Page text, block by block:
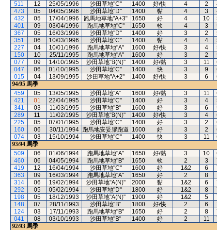
511
12 25/05/1996 沙田草地"C" 1400 好/快 4 2
473
05 04/05/1996 沙田草地"D" 1400 黏 4 3
432
05 17/04/1996 跑馬地草地"A+3" 1650 好 4 10
401
09 03/04/1996 跑馬地草地"C" 1650 軟 4 3
367
05 16/03/1996 沙田草地"D" 1400 好 3 2
351
06 10/03/1996 沙田草地"C" 1400 黏 4 4
227
04 10/01/1996 跑馬地草地"A" 1600 好/快 3 4
150
10 25/11/1995 跑馬地草地"A" 1600 好 3 2
077
09 14/10/1995 沙田草地"B(N)" 1400 好/黏 3 11
047
06 01/10/1995 沙田草地"C" 1400 快 3 9
015
04 13/09/1995 沙田草地"A+2" 1400 好/快 3 6
94/95 馬季
459
05 13/05/1995 沙田草地"A" 1600 好/黏 3 11
421
01 22/04/1995 沙田草地"C" 1400 好 3 4
341
03 11/03/1995 沙田草地"B" 1600 好 3 6
289
11 11/02/1995 沙田草地"B(N)" 1400 好/快 3 4
225
05 07/01/1995 沙田草地"C" 1400 好 3 2
160
06 30/11/1994 跑馬地安妥膠跑道 1600 好 3 2
074
03 15/10/1994 沙田草地"C" 1400 快 3 11
93/94 馬季
509
06 01/06/1994 跑馬地草地"A" 1650 好/黏 3 10
460
06 04/05/1994 跑馬地草地"B" 1650 軟 2 3
419
12 16/04/1994 沙田草地"C" 1600 好 1&2 6
363
09 16/03/1994 跑馬地草地"A" 1650 好 2 8
314
06 19/02/1994 沙田草地"A(N)" 2000 黏 1&2 6
292
05 05/02/1994 沙田草地"D" 1800 好 1&2 8
198
05 18/12/1993 沙田草地"A(N)" 1900 好 1&2 5
148
07 28/11/1993 沙田草地"B" 1800 好/快 2 6
124
03 17/11/1993 跑馬地草地"B" 1650 好 2 8
041
08 03/10/1993 沙田草地"B" 1400 好 2 11
92/93 馬季